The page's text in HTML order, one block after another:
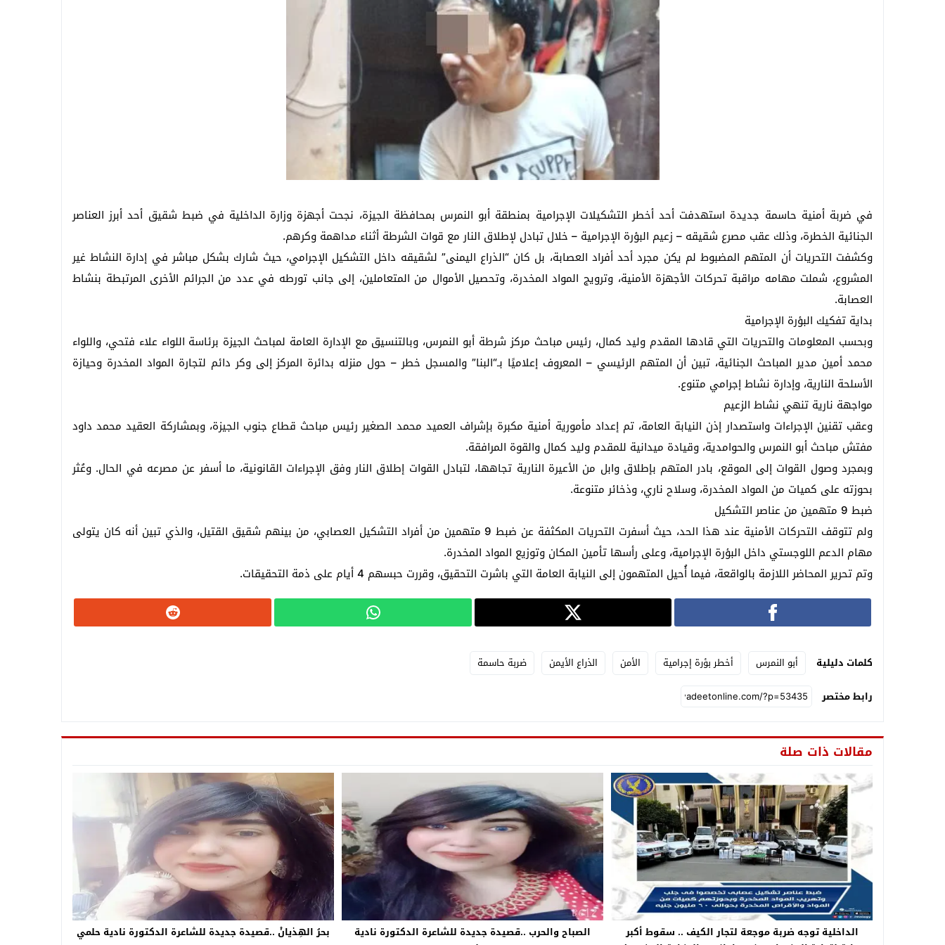
ثقة مستحقة وترقية تليق بالكفاءات .. المقدم مصطفى نصر مأمورًا لقسم شرطة الحوامدية في حركة تنقلات أمن الجيزة 2026
بعد زلزال الفجر .. أول تحرك عاجل من محافظ الجيزة ورسالة طمأنة مهمة للمواطنين
في ضربة أمنية حاسمة جديدة استهدفت أحد أخطر التشكيلات الإجرامية بمنطقة أبو النمرس بمحافظة الجيزة، نجحت أجهزة وزارة الداخلية في ضبط شقيق أحد أبرز العناصر
الجنائية الخطرة، وذلك عقب مصرع شقيقه – زعيم البؤرة الإجرامية – خلال تبادل لإطلاق النار مع قوات الشرطة أثناء مداهمة وكرهم.
وكشفت التحريات أن المتهم المضبوط لم يكن مجرد أحد أفراد العصابة، بل كان “الذراع اليمنى” لشقيقه داخل التشكيل الإجرامي، حيث شارك بشكل مباشر في إدارة النشاط غير
المشروع، شملت مهامه مراقبة تحركات الأجهزة الأمنية، وترويج المواد المخدرة، وتحصيل الأموال من المتعاملين، إلى جانب تورطه في عدد من الجرائم الأخرى المرتبطة بنشاط
العصابة.
بداية تفكيك البؤرة الإجرامية
وبحسب المعلومات والتحريات التي قادها المقدم وليد كمال، رئيس مباحث مركز شرطة أبو النمرس، وبالتنسيق مع الإدارة العامة لمباحث الجيزة برئاسة اللواء علاء فتحي، واللواء
محمد أمين مدير المباحث الجنائية، تبين أن المتهم الرئيسي – المعروف إعلاميًا بـ“البنا” والمسجل خطر – حول منزله بدائرة المركز إلى وكر دائم لتجارة المواد المخدرة وحيازة
الأسلحة النارية، وإدارة نشاط إجرامي متنوع.
مواجهة نارية تنهي نشاط الزعيم
وعقب تقنين الإجراءات واستصدار إذن النيابة العامة، تم إعداد مأمورية أمنية مكبرة بإشراف العميد محمد الصغير رئيس مباحث قطاع جنوب الجيزة، وبمشاركة العقيد محمد داود
مفتش مباحث أبو النمرس والحوامدية، وقيادة ميدانية للمقدم وليد كمال والقوة المرافقة.
وبمجرد وصول القوات إلى الموقع، بادر المتهم بإطلاق وابل من الأعيرة النارية تجاهها، لتبادل القوات إطلاق النار وفق الإجراءات القانونية، ما أسفر عن مصرعه في الحال. وعُثر
بحوزته على كميات من المواد المخدرة، وسلاح ناري، وذخائر متنوعة.
ضبط 9 متهمين من عناصر التشكيل
ولم تتوقف التحركات الأمنية عند هذا الحد، حيث أسفرت التحريات المكثفة عن ضبط 9 متهمين من أفراد التشكيل العصابي، من بينهم شقيق القتيل، والذي تبين أنه كان يتولى
مهام الدعم اللوجستي داخل البؤرة الإجرامية، وعلى رأسها تأمين المكان وتوزيع المواد المخدرة.
وتم تحرير المحاضر اللازمة بالواقعة، فيما أُحيل المتهمون إلى النيابة العامة التي باشرت التحقيق، وقررت حبسهم 4 أيام على ذمة التحقيقات.
كلمات دليلية أبو النمرس أخطر بؤرة إجرامية الأمن الذراع الأيمن
ضربة حاسمة
رابط مختصر
مقالات ذات صلة
الداخلية توجه ضربة موجعة لتجار الكيف .. سقوط أكبر
الصباح والحرب ..قصيدة جديدة للشاعرة الدكتورة نادية
بحرُ الهِذيانْ ..قصيدة جديدة للشاعرة الدكتورة نادية حلمي